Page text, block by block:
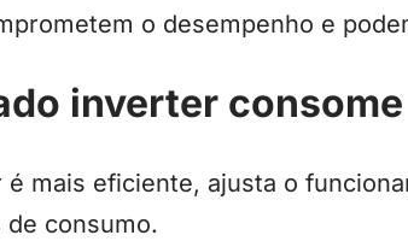
o desempenho e
inverter
mais eficiente, ajusta o
consumo.